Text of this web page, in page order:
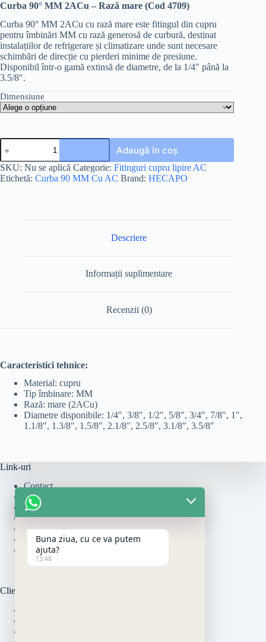
Curba 90° MM 2ACu – Rază mare (Cod 4709)
Curba 90° MM 2ACu cu rază mare este fitingul din cupru
pentru îmbinări MM cu rază generosă de curbură, destinat
instalațiilor de refrigerare și climatizare unde sunt necesare
schimbări de direcție cu pierderi minime de presiune.
Disponibil într-o gamă extinsă de diametre, de la 1/4″ până la
3.5/8″.
Dimensiune
Adaugă în coș
SKU: Nu se aplică Categorie: Fitinguri cupru lipire AC
Etichetă: Curba 90 MM Cu AC Brand: HECAPO
Descriere
Informații suplimentare
Recenzii (0)
Caracteristici tehnice:
Material: cupru
Tip îmbinare: MM
Rază: mare (2ACu)
Diametre disponibile: 1/4″, 3/8″, 1/2″, 5/8″, 3/4″, 7/8″, 1″,
1.1/8″, 1.3/8″, 1.5/8″, 2.1/8″, 2.5/8″, 3.1/8″, 3.5/8″
Link-uri
Contact
Cum se monteaza
Politica de Livrare
Politică de rambursări și returnări
Politica de Retur
Politica de Utilizare Cookie-uri
Termeni si Conditii
Clienti
Buna ziua, cu ce va putem
ajuta?
13:48